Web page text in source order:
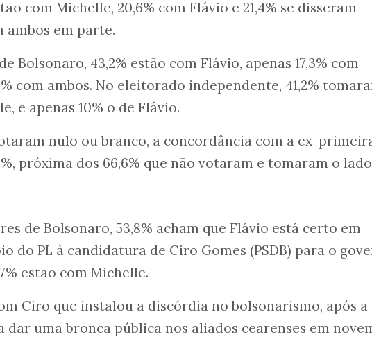
com Michelle, 20,6% com Flávio e 21,4% se disseram
ambos em parte.
Bolsonaro, 43,2% estão com Flávio, apenas 17,3% com
com ambos. No eleitorado independente, 41,2%
e apenas 10% o de Flávio.
nulo ou branco, a concordância com a ex-
próxima dos 66,6% que não votaram e tomaram o
de Bolsonaro, 53,8% acham que Flávio está certo em
do PL à candidatura de Ciro Gomes (PSDB) para o
estão com Michelle.
Ciro que instalou a discórdia no bolsonarismo, após a
uma bronca pública nos aliados cearenses em